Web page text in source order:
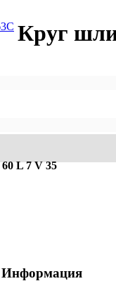
Круг
L 7 V 35
Информация